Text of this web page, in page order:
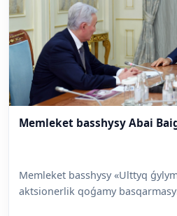
Memleket basshysy Abai
Memleket basshysy «Ulttyq
aktsionerlik qoǵamy